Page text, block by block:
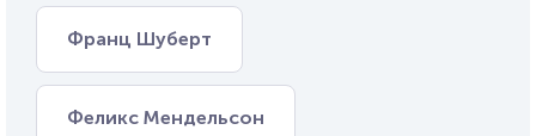
Франц Шуберт
Феликс Мендельсон